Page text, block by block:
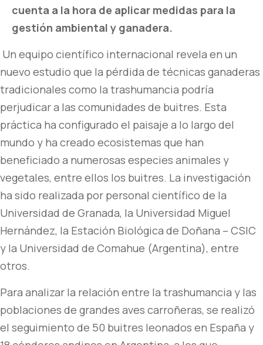
cuenta a la hora de aplicar medidas para la
gestión ambiental y ganadera.
Un equipo científico internacional revela en un
nuevo estudio que la pérdida de técnicas ganaderas
tradicionales como la trashumancia podría
perjudicar a las comunidades de buitres. Esta
práctica ha configurado el paisaje a lo largo del
mundo y ha creado ecosistemas que han
beneficiado a numerosas especies animales y
vegetales, entre ellos los buitres. La investigación
ha sido realizada por personal científico de la
Universidad de Granada, la Universidad Miguel
Hernández, la Estación Biológica de Doñana – CSIC
y la Universidad de Comahue (Argentina), entre
otros.
Para analizar la relación entre la trashumancia y las
poblaciones de grandes aves carroñeras, se realizó
el seguimiento de 50 buitres leonados en España y